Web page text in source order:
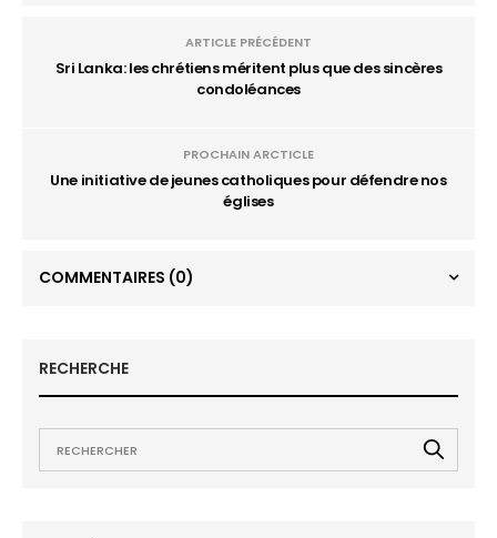
ARTICLE PRÉCÉDENT
Sri Lanka: les chrétiens méritent plus que des sincères
condoléances
PROCHAIN ARCTICLE
Une initiative de jeunes catholiques pour défendre nos
églises
COMMENTAIRES (0)
RECHERCHE